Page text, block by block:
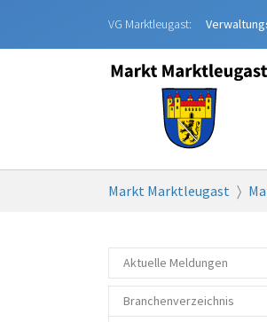
VG Marktleugast:
Markt Marktleugast
Aktuelle Meldungen
Branchenverzeichnis